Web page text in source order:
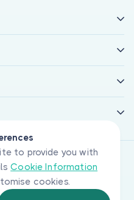
to provide you with
Cookie Information
cookies.